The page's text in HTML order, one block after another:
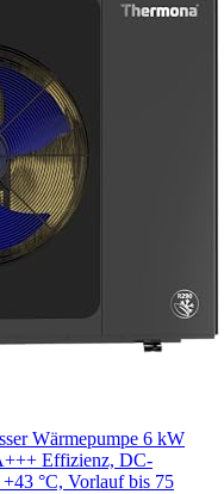
Wärmepumpe 6 kW
Effizienz, DC-
°C, Vorlauf bis 75